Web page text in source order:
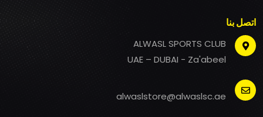
اتصل بنا
ALWASL SPORTS CLUB
UAE – DUBAI - Za'abeel
alwaslstore@alwaslsc.ae